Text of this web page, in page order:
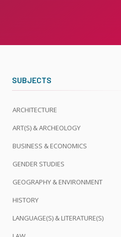
SUBJECTS
ARCHITECTURE
ART(S) & ARCHEOLOGY
BUSINESS & ECONOMICS
GENDER STUDIES
GEOGRAPHY & ENVIRONMENT
HISTORY
LANGUAGE(S) & LITERATURE(S)